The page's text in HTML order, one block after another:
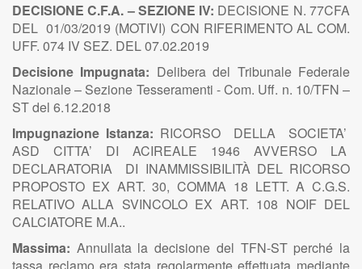
DECISIONE C.F.A. – SEZIONE IV: DECISIONE N. 77CFA
DEL 01/03/2019 (MOTIVI) CON RIFERIMENTO AL COM.
UFF. 074 IV SEZ. DEL 07.02.2019
Decisione Impugnata: Delibera del Tribunale Federale
Nazionale – Sezione Tesseramenti - Com. Uff. n. 10/TFN –
ST del 6.12.2018
Impugnazione Istanza: RICORSO DELLA SOCIETA’
ASD CITTA’ DI ACIREALE 1946 AVVERSO LA
DECLARATORIA DI INAMMISSIBILITÀ DEL RICORSO
PROPOSTO EX ART. 30, COMMA 18 LETT. A C.G.S.
RELATIVO ALLA SVINCOLO EX ART. 108 NOIF DEL
CALCIATORE M.A..
Massima: Annullata la decisione del TFN-ST perché la